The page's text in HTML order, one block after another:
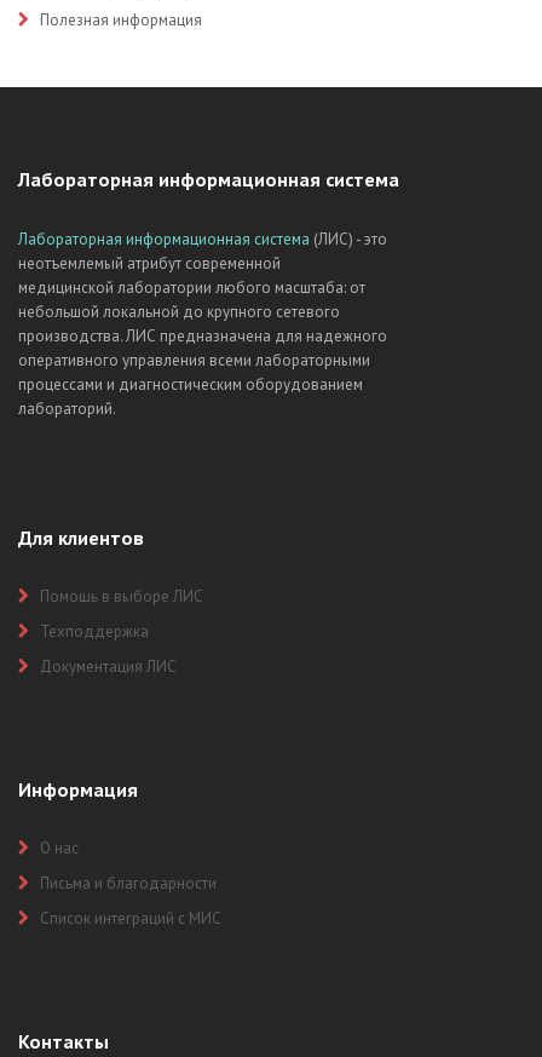
Полезная информация
Лабораторная информационная система
Лабораторная информационная система (ЛИС) - это
неотъемлемый атрибут современной
медицинской лаборатории любого масштаба: от
небольшой локальной до крупного сетевого
производства. ЛИС предназначена для надежного
оперативного управления всеми лабораторными
процессами и диагностическим оборудованием
лабораторий.
Для клиентов
Помощь в выборе ЛИС
Техподдержка
Документация ЛИС
Информация
О нас
Письма и благодарности
Список интеграций с МИС
Контакты